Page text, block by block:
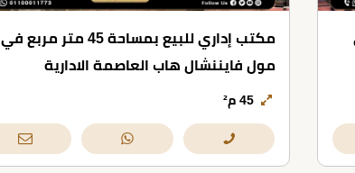
مكتب إداري للبيع بمساحة 45 متر مربع في
مول فايننشال هاب العاصمة الادارية
45 م²